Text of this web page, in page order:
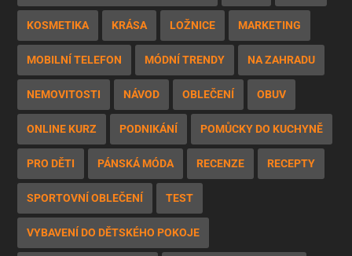
KOSMETIKA KRÁSA LOŽNICE MARKETING
MOBILNÍ TELEFON MÓDNÍ TRENDY NA ZAHRADU
NEMOVITOSTI NÁVOD OBLEČENÍ OBUV
ONLINE KURZ PODNIKÁNÍ POMŮCKY DO KUCHYNĚ
PRO DĚTI PÁNSKÁ MÓDA RECENZE RECEPTY
SPORTOVNÍ OBLEČENÍ TEST
VYBAVENÍ DO DĚTSKÉHO POKOJE